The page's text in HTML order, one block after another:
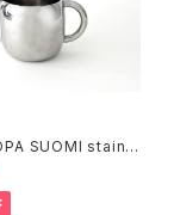
SUOMI stainle
/ ヴィンテ
スオミ ステンレス
ャー M